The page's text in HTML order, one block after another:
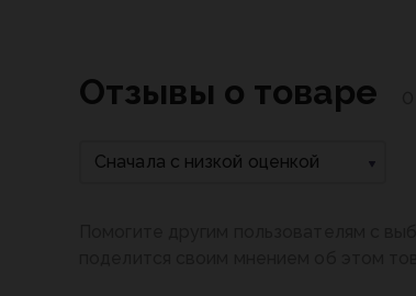
Отзывы о товаре
Сначала с низкой оценкой